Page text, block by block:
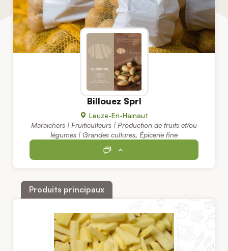
Billouez Sprl
Leuze-En-Hainaut
Maraichers | Fruiticulteurs | Production de fruits et/ou
légumes | Grandes cultures, Épicerie fine
Produits principaux